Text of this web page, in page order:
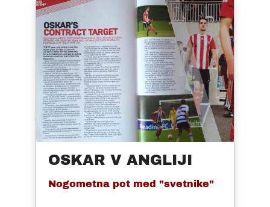
OSKAR V ANGLIJI
Nogometna pot med "svetnike"